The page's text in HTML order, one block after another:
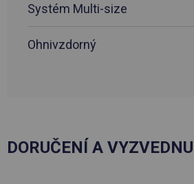
Systém Multi-size
Ohnivzdorný
DORUČENÍ A